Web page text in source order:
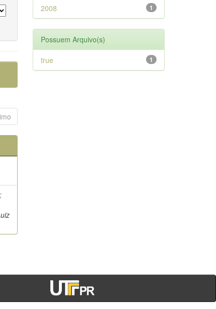
1
2008
Possuem Arquivo(s)
1
true
- Brasil